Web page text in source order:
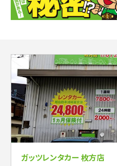
ガッツレンタカー 枚方店